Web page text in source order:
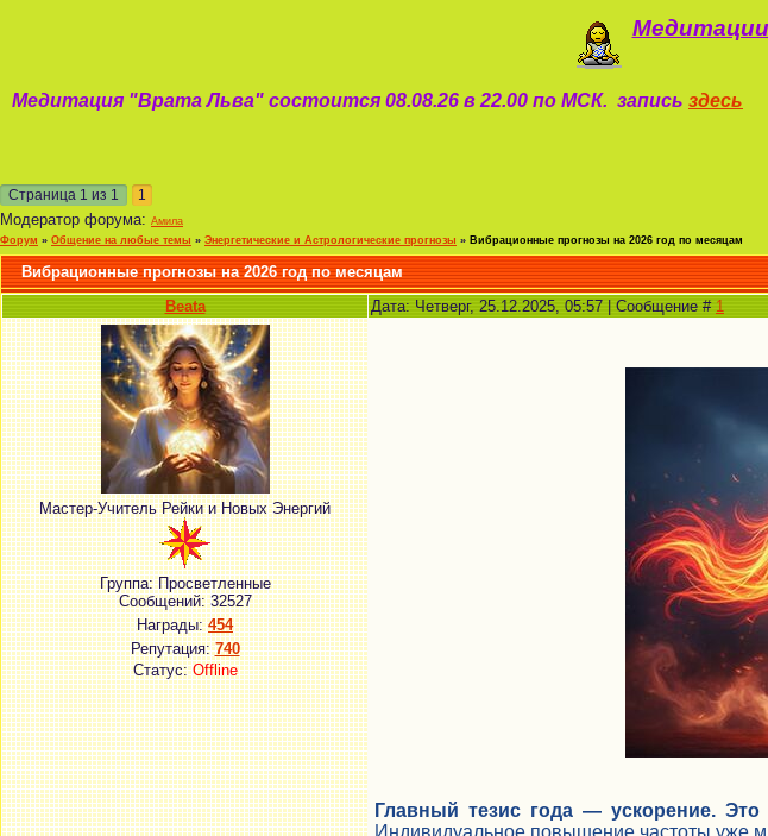
Медитация "Врата Льва" состоится 08.08.26 в 22.00 по МСК. запись здесь
Страница 1 из 1 1
Модератор форума: Амила
Форум » Общение на любые темы » Энергетические и Астрологические прогнозы » Вибрационные прогнозы на 2026 год по месяцам
Вибрационные прогнозы на 2026 год по месяцам
Beata
Дата: Четверг, 25.12.2025, 05:57 | Сообщение # 1
Мастер-Учитель Рейки и Новых Энергий
Группа: Просветленные
Сообщений:32527
Награды:454
Репутация:740
Статус:Offline
Главный тезис года — ускорение.
Индивидуальное повышение частоты уже